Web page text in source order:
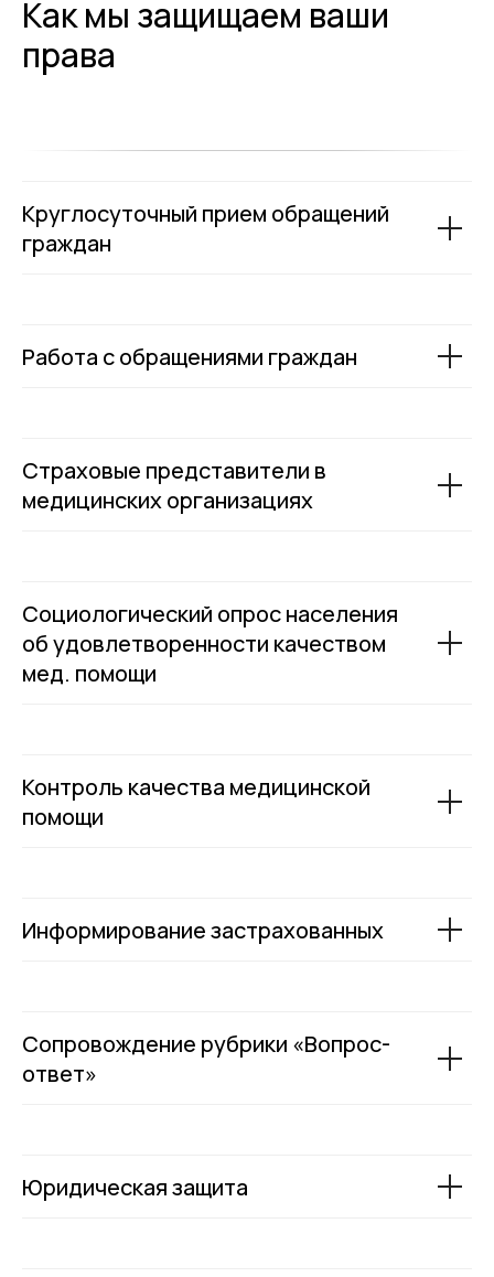
Как мы защищаем ваши
права
Круглосуточный прием обращений
граждан
Работа с обращениями граждан
Страховые представители в
медицинских организациях
Социологический опрос населения
об удовлетворенности качеством
мед. помощи
Контроль качества медицинской
помощи
Информирование застрахованных
Сопровождение рубрики «Вопрос-
ответ»
Юридическая защита